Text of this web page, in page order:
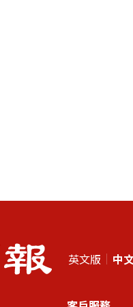
英文版 中